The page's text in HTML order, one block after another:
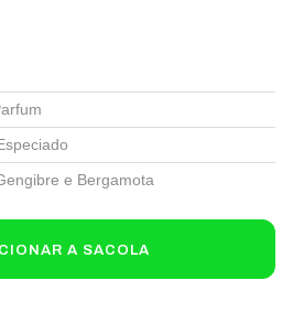
e Bergamota
A SACOLA